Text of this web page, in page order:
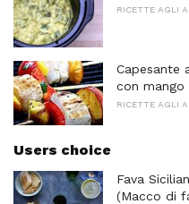
RICETTE AGLI
Capesante
con mango
RICETTE AGLI
Users choice
Fava
(Macco di